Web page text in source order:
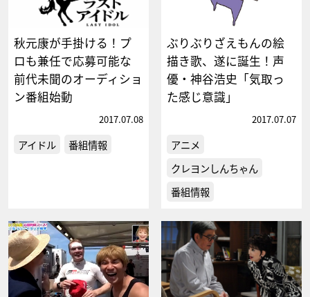
秋元康が手掛ける！プ
ロも兼任で応募可能な
前代未聞のオーディショ
ン番組始動
2017.07.08
アイドル 番組情報
ぶりぶりざえもんの絵
描き歌、遂に誕生！声
優・神谷浩史「気取っ
た感じ意識」
2017.07.07
アニメ
クレヨンしんちゃん
番組情報